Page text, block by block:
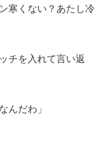
寒くない？あたし冷
チを入れて言い返
んだわ」